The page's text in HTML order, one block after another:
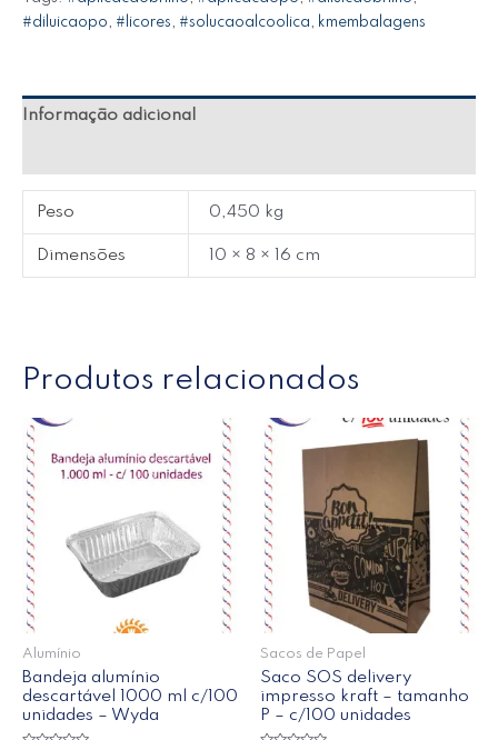
#diluicaopo, #licores, #solucaoalcoolica, kmembalagens
Informação adicional
Peso 0,450 kg
Dimensões 10 × 8 × 16 cm
Produtos relacionados
Alumínio
Bandeja alumínio
descartável 1000 ml c/100
unidades – Wyda
Sacos de Papel
Saco SOS delivery
impresso kraft – tamanho
P – c/100 unidades